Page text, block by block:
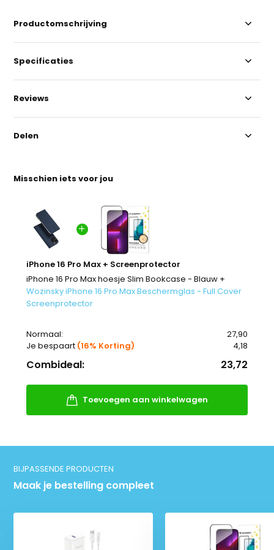
Misschien iets voor jou
iPhone 16 Pro Max + Screenprotector
iPhone 16 Pro Max hoesje Slim Bookcase - Blauw +
Wozinsky iPhone 16 Pro Max Beschermglas - Full Cover
Screenprotector
Normaal:
27,90
Je bespaart (16% Korting) 4,18
Combideal: 23,72
Toevoegen aan winkelwagen
Productomschrijving
Specificaties
Reviews
Delen
BIJPASSENDE PRODUCTEN
Maak je bestelling compleet